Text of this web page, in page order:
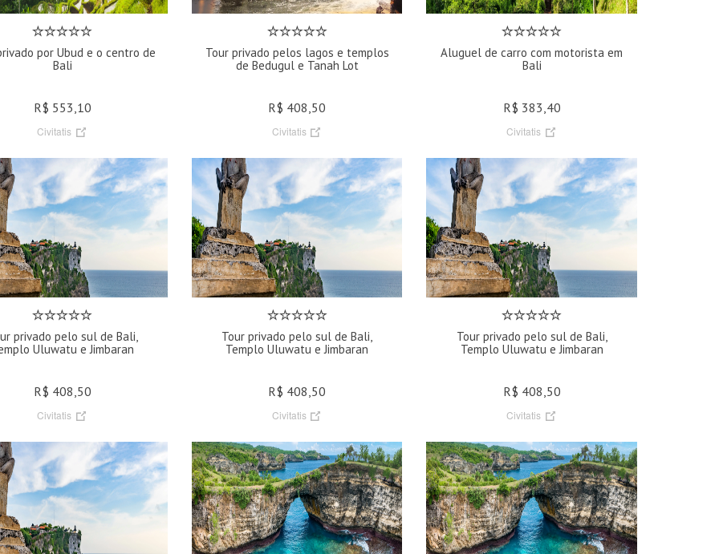
por Ubud e o centro de
Bali
R$ 553,10
Civitatis
Tour privado pelos lagos e templos
de Bedugul e Tanah Lot
R$ 408,50
Civitatis
Aluguel de carro com motorista em
Bali
R$ 383,40
Civitatis
privado pelo sul de Bali,
Uluwatu e Jimbaran
R$ 408,50
Civitatis
Tour privado pelo sul de Bali,
Templo Uluwatu e Jimbaran
R$ 408,50
Civitatis
Tour privado pelo sul de Bali,
Templo Uluwatu e Jimbaran
R$ 408,50
Civitatis